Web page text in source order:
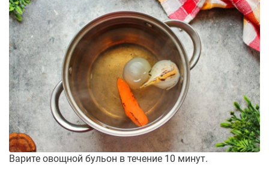
Варите овощной бульон в течение 10 минут.